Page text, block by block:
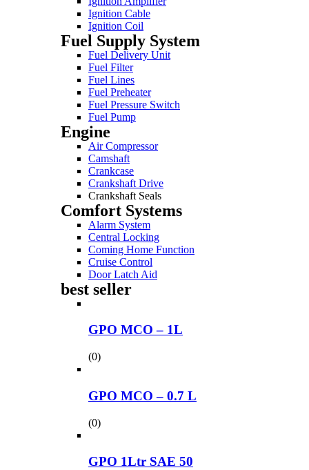
Ignition Cable
Ignition Coil
Fuel Supply System
Fuel Delivery Unit
Fuel Filter
Fuel Lines
Fuel Preheater
Fuel Pressure Switch
Fuel Pump
Engine
Air Compressor
Camshaft
Crankcase
Crankshaft Drive
Crankshaft Seals
Comfort Systems
Alarm System
Central Locking
Coming Home Function
Cruise Control
Door Latch Aid
best seller
GPO MCO – 1L
(0)
GPO MCO – 0.7 L
(0)
GPO 1Ltr SAE 50